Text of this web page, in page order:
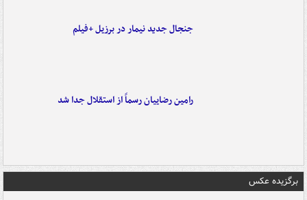
جنجال جدید نیمار در برزیل +فیلم
رامین رضاییان رسماً از استقلال جدا شد
برگزیده عکس